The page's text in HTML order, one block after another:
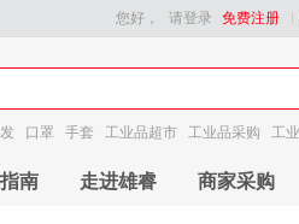
您好， 请登录 免费注册
口罩 手套 工业品超市 工业品采购 工
南 走进雄睿 商家采购